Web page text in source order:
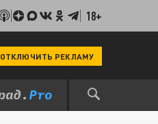
18+
ОТКЛЮЧИТЬ РЕКЛАМУ